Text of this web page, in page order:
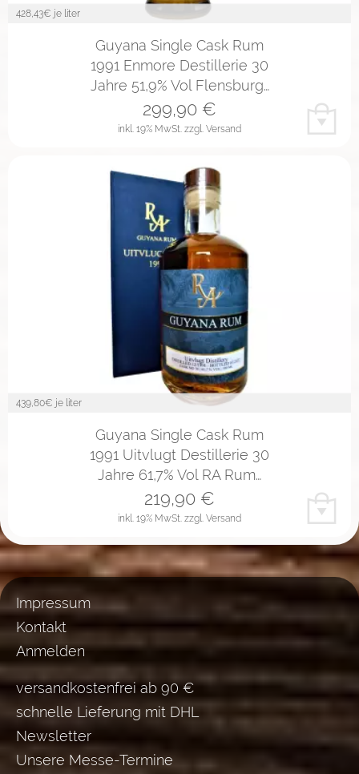
428,43€ je liter
Guyana Single Cask Rum
1991 Enmore Destillerie 30
Jahre 51,9% Vol Flensburg…
inkl. 19% MwSt. zzgl. Versand
299,90 €
439,80€ je liter
Guyana Single Cask Rum
1991 Uitvlugt Destillerie 30
Jahre 61,7% Vol RA Rum…
inkl. 19% MwSt. zzgl. Versand
219,90 €
Impressum
Kontakt
Anmelden
versandkostenfrei ab 90 €
schnelle Lieferung mit DHL
Newsletter
Unsere Messe-Termine